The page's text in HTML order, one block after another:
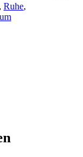
, Ruhe,